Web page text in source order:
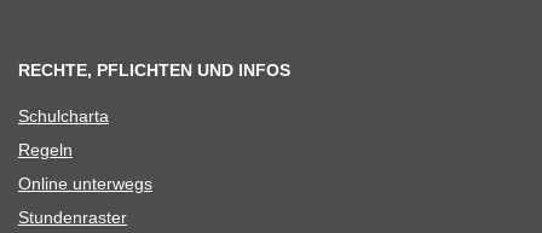
RECHTE, PFLICHTEN UND INFOS
Schul­charta
Regeln
Online unter­wegs
Stun­den­ras­ter